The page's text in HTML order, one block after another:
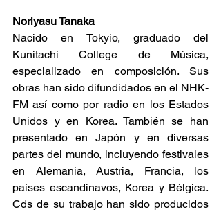
Noriyasu Tanaka
Nacido en Tokyio, graduado del
Kunitachi College de Música,
especializado en composición. Sus
obras han sido difundidados en el NHK-
FM así como por radio en los Estados
Unidos y en Korea. También se han
presentado en Japón y en diversas
partes del mundo, incluyendo festivales
en Alemania, Austria, Francia, los
países escandinavos, Korea y Bélgica.
Cds de su trabajo han sido producidos